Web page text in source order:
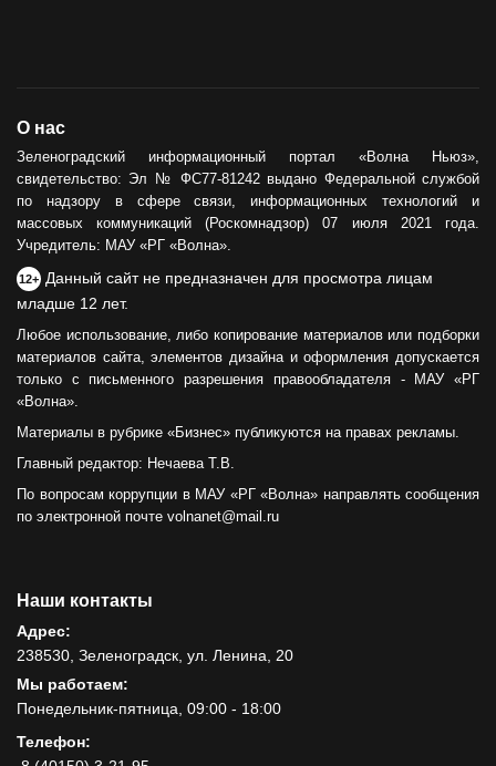
О нас
Зеленоградский информационный портал «Волна Ньюз»,
свидетельство: Эл № ФС77-81242 выдано Федеральной службой
по надзору в сфере связи, информационных технологий и
массовых коммуникаций (Роскомнадзор) 07 июля 2021 года.
Учредитель: МАУ «РГ «Волна».
12+ Данный сайт не предназначен для просмотра лицам
младше 12 лет.
Любое использование, либо копирование материалов или подборки
материалов сайта, элементов дизайна и оформления допускается
только с письменного разрешения правообладателя - МАУ «РГ
«Волна».
Материалы в рубрике «Бизнес» публикуются на правах рекламы.
Главный редактор: Нечаева Т.В.
По вопросам коррупции в МАУ «РГ «Волна» направлять сообщения
по электронной почте volnanet@mail.ru
Наши контакты
Адрес:
238530, Зеленоградск, ул. Ленина, 20
Мы работаем:
Понедельник-пятница, 09:00 - 18:00
Телефон: